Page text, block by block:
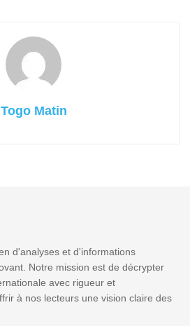
Togo Matin
d'analyses et d'informations
Notre mission est de décrypter
avec rigueur et
à nos lecteurs une vision claire des